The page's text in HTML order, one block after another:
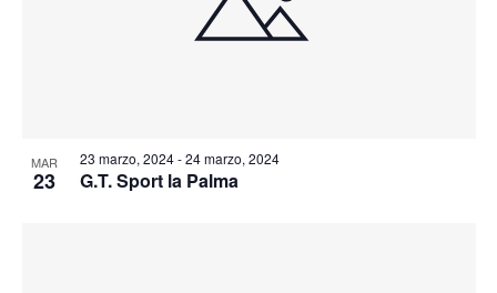
MAR
23
23 marzo, 2024-24 marzo, 2024
G.T. Sport la Palma